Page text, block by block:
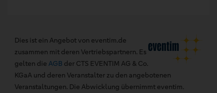
Dies ist ein Angebot von eventim.de
zusammen mit deren Vertriebspartnern. Es
gelten die AGB der CTS EVENTIM AG & Co.
KGaA und deren Veranstalter zu den angebotenen
Veranstaltungen. Die Abwicklung übernimmt eventim.